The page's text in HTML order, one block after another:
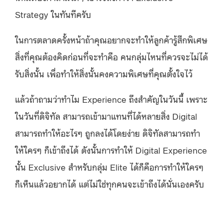
Strategy ในทันทีครับ
ในการตลาดครั้งหน้าถ้าคุณอยากจะทำให้ลูกค้ารู้สึกพิเศษ
สิ่งที่คุณต้องคิดก่อนที่จะทำคือ คนกลุ่มไหนที่ควรจะไม่ได้
รับสิ่งนั้น เพื่อทำให้สิ่งนั้นคงความพิเศษที่คุณตั้งใจไว้
แล้วถ้าถามว่าทำไม Experience ถึงสำคัญในวันนี้ เพราะ
ในวันที่ดิจิทัล สามารถเข้ามาแทนที่ได้หลายสิ่ง Digital
สามารถทำให้อะไรๆ ถูกลงได้โดยง่าย ดิจิทัลสามารถทำ
ให้ใครๆ ก็เข้าถึงได้ ดังนั้นการทำให้ Digital Experience
นั้น Exclusive สำหรับกลุ่ม Elite ได้ก็คือการทำให้ใครๆ
ก็เห็นแล้วอยากได้ แต่ไม่ใช่ทุกคนจะเข้าถึงได้นั่นเองครับ